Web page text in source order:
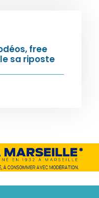
free
sa riposte